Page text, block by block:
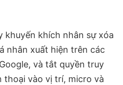
khuyến khích nhân sự xóa
nhân xuất hiện trên các
và tắt quyền truy
thoại vào vị trí, micro và